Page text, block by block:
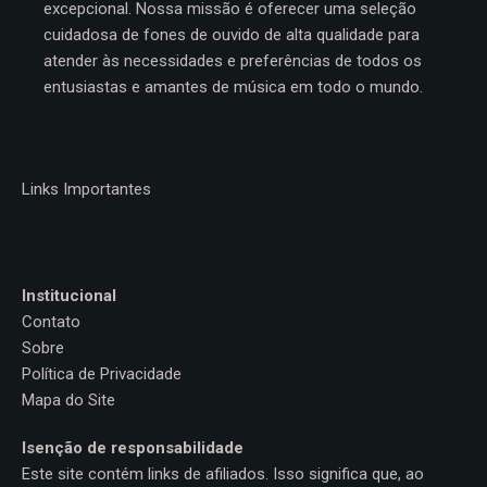
excepcional. Nossa missão é oferecer uma seleção
cuidadosa de fones de ouvido de alta qualidade para
atender às necessidades e preferências de todos os
entusiastas e amantes de música em todo o mundo.
Links Importantes
Institucional
Contato
Sobre
Política de Privacidade
Mapa do Site
Isenção de responsabilidade
Este site contém links de afiliados. Isso significa que, ao